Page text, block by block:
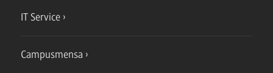
IT Service
Campusmensa